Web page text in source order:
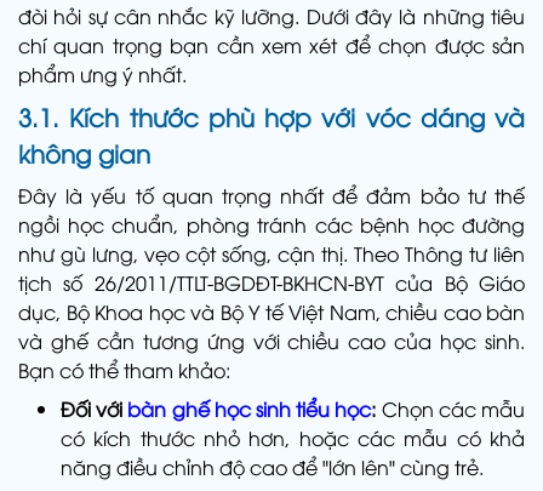
đòi hỏi sự cân nhắc kỹ lưỡng. Dưới đây là những tiêu
chí quan trọng bạn cần xem xét để chọn được sản
phẩm ưng ý nhất.
3.1. Kích thước phù hợp với vóc dáng và
không gian
Đây là yếu tố quan trọng nhất để đảm bảo tư thế
ngồi học chuẩn, phòng tránh các bệnh học đường
như gù lưng, vẹo cột sống, cận thị. Theo Thông tư liên
tịch số 26/2011/TTLT-BGDĐT-BKHCN-BYT của Bộ Giáo
dục, Bộ Khoa học và Bộ Y tế Việt Nam, chiều cao bàn
và ghế cần tương ứng với chiều cao của học sinh.
Bạn có thể tham khảo:
Đối với bàn ghế học sinh tiểu học: Chọn các mẫu
có kích thước nhỏ hơn, hoặc các mẫu có khả
năng điều chỉnh độ cao để "lớn lên" cùng trẻ.